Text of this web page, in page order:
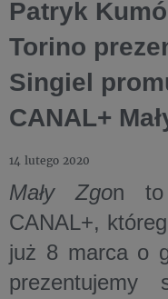
Patryk
Torino
Singiel
CANAL+
14 lutego 2020
Mały Zgon to
CANAL+,
już 8 marca o
prezentujemy